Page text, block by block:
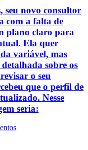
seu novo consultor
com a falta de
plano claro para
Ela quer
variável, mas
sobre os
o seu
que o perfil de
Nesse
seria: